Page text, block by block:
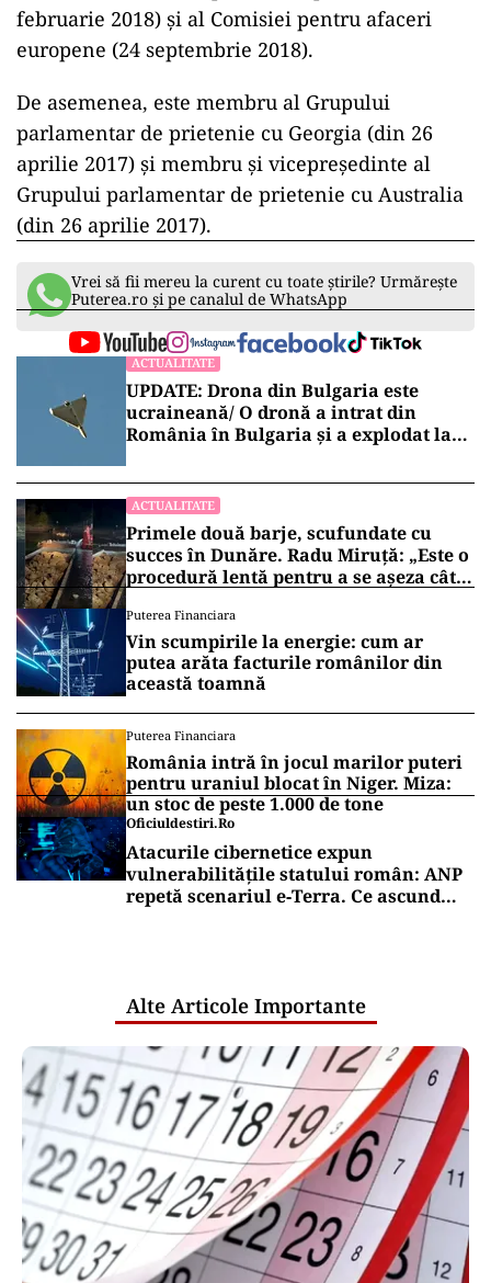
februarie 2018) și al Comisiei pentru afaceri
europene (24 septembrie 2018).
De asemenea, este membru al Grupului
parlamentar de prietenie cu Georgia (din 26
aprilie 2017) și membru și vicepreședinte al
Grupului parlamentar de prietenie cu Australia
(din 26 aprilie 2017).
Vrei să fii mereu la curent cu toate știrile? Urmărește
Puterea.ro și pe canalul de WhatsApp
ACTUALITATE
UPDATE: Drona din Bulgaria este
ucraineană/ O dronă a intrat din
România în Bulgaria şi a explodat la
ACTUALITATE
Primele două barje, scufundate cu
succes în Dunăre. Radu Miruță: „Este o
procedură lentă pentru a se așeza cât
Puterea Financiara
Vin scumpirile la energie: cum ar
putea arăta facturile românilor din
această toamnă
Puterea Financiara
România intră în jocul marilor puteri
pentru uraniul blocat în Niger. Miza:
un stoc de peste 1.000 de tone
Oficiuldestiri.ro
Atacurile cibernetice expun
vulnerabilitățile statului român: ANP
repetă scenariul e‑Terra. Ce ascund
Alte Articole Importante